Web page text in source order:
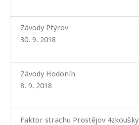
Závody Ptýrov
30. 9. 2018
Závody Hodonín
8. 9. 2018
Faktor strachu Prostějov 4zkoušky